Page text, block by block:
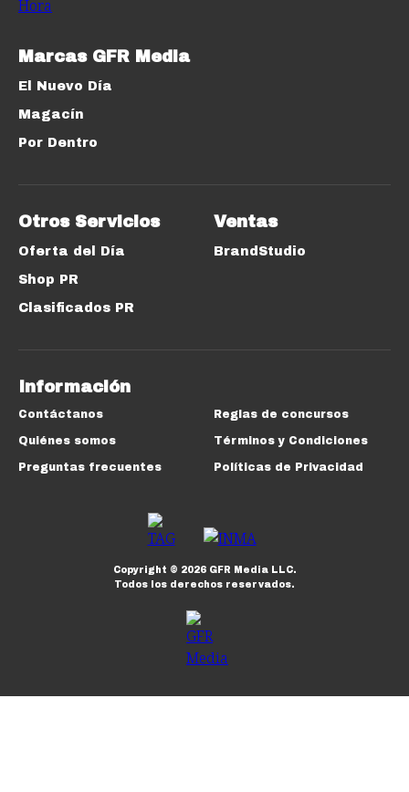
Marcas GFR Media
El Nuevo Día
Magacín
Por Dentro
Otros Servicios
Oferta del Día
Shop PR
Clasificados PR
Ventas
BrandStudio
Información
Contáctanos
Quiénes somos
Preguntas frecuentes
Reglas de concursos
Términos y Condiciones
Políticas de Privacidad
Copyright © 2026GFR Media LLC.
Todos los derechos reservados.